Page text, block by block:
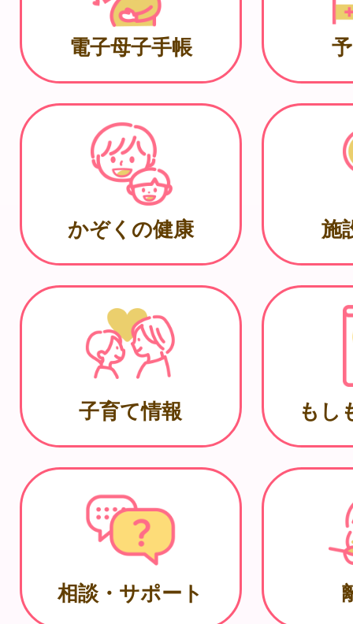
電子母子手帳
かぞくの健康 施
子育て情報 もし
相談・サポート